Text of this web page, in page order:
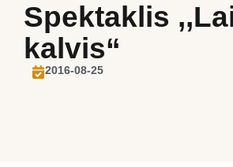
Spektaklis
kalvis“
2016-08-25